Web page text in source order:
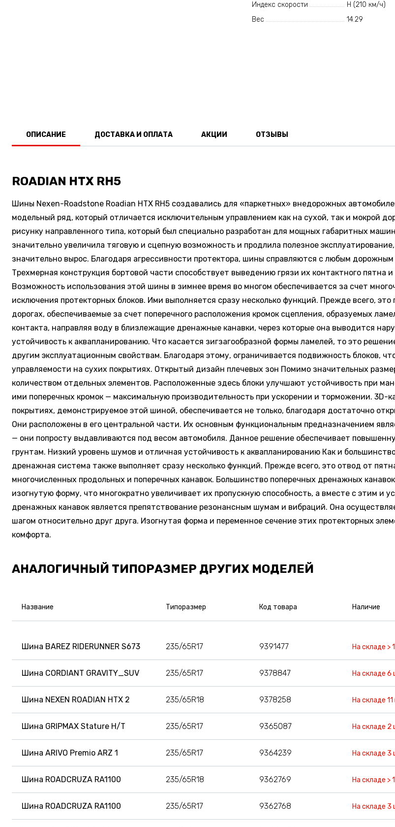
Индекс скорости
H (210 км/ч)
Вес
14.29
ОПИСАНИЕ ДОСТАВКА И ОПЛАТА АКЦИИ ОТЗЫВЫ
ROADIAN HTX RH5
Шины Nexen-Roadstone Roadian HTX RH5 создавались для «паркетных» внедорожных
модельный ряд, который отличается исключительным управлением как на сухой, так и мокрой
рисунку направленного типа, который был специально разработан для мощных габаритных
значительно увеличила тяговую и сцепную возможность и продлила полезное
значительно вырос. Благодаря агрессивности протектора, шины справляются с любым
Трехмерная конструкция бортовой части способствует выведению грязи их контактного пятна
Возможность использования этой шины в зимнее время во многом обеспечивается за счет
исключения протекторных блоков. Ими выполняется сразу несколько функций. Прежде всего,
дорогах, обеспечиваемые за счет поперечного расположения кромок сцепления, образуемых
контакта, направляя воду в близлежащие дренажные канавки, через которые она выводится
устойчивость к аквапланированию. Что касается зигзагообразной формы ламелей, то это
другим эксплуатационным свойствам. Благодаря этому, ограничивается подвижность блоков,
управляемости на сухих покрытиях. Открытый дизайн плечевых зон Помимо значительных
количеством отдельных элементов. Расположенные здесь блоки улучшают устойчивость при
ими поперечных кромок — максимальную производительность при ускорении и торможении. 3D-
покрытиях, демонстрируемое этой шиной, обеспечивается не только, благодаря достаточно
Они расположены в его центральной части. Их основным функциональным предназначением
— они попросту выдавливаются под весом автомобиля. Данное решение обеспечивает
грунтам. Низкий уровень шумов и отличная устойчивость к аквапланированию Как и
дренажная система также выполняет сразу несколько функций. Прежде всего, это отвод от
многочисленных продольных и поперечных канавок. Большинство поперечных дренажных
изогнутую форму, что многократно увеличивает их пропускную способность, а вместе с этим и
дренажных канавок является препятствование резонансным шумам и вибраций. Она
шагом относительно друг друга. Изогнутая форма и переменное сечение этих протекторных
комфорта.
АНАЛОГИЧНЫЙ ТИПОРАЗМЕР ДРУГИХ МОДЕЛЕЙ
Название Типоразмер Код товара Наличие
Шина BAREZ RIDERUNNER S673 235/65R17 9391477 На складе >
Шина CORDIANT GRAVITY_SUV 235/65R17 9378847 На складе 6
Шина NEXEN ROADIAN HTX 2 235/65R18 9378258 На складе
Шина GRIPMAX Stature H/T 235/65R17 9365087 На складе 2
Шина ARIVO Premio ARZ 1 235/65R17 9364239 На складе 3
Шина ROADCRUZA RA1100 235/65R18 9362769 На складе >
Шина ROADCRUZA RA1100 235/65R17 9362768 На складе 3